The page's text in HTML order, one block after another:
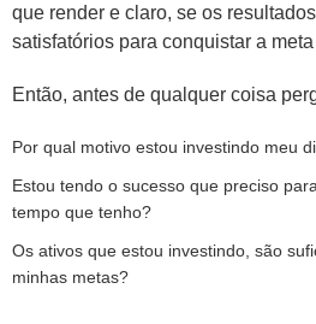
que render e claro, se os
satisfatórios para conquistar a
Então, antes de qualquer coisa
Por qual motivo estou investindo meu
Estou tendo o sucesso que preciso
tempo que tenho?
Os ativos que estou investindo, são
minhas metas?